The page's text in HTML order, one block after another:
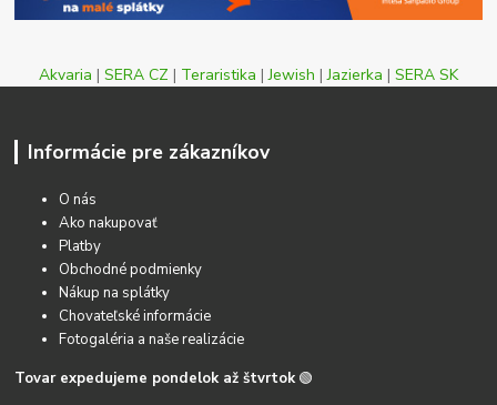
Akvaria | SERA CZ | Teraristika |Jewish |Jazierka | SERA SK
Informácie pre zákazníkov
O nás
Ako nakupovať
Platby
Obchodné podmienky
Nákup na splátky
Chovateľské informácie
Fotogaléria a naše realizácie
Tovar expedujeme pondelok až štvrtok 🟢